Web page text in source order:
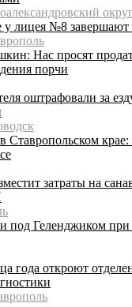
округ
у лицея №8 завершают
Нас просят
порчи
оштрафовали за
крае:
затраты на
под Геленджиком
года откроют